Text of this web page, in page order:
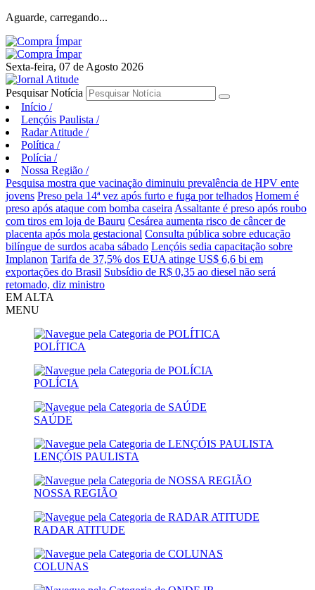
Aguarde, carregando...
Sexta-feira, 07 de Agosto 2026
Pesquisar Notícia
Início /
Lençóis Paulista /
Radar Atitude /
Política /
Polícia /
Nossa Região /
Pesquisa mostra que vacinação diminuiu prevalência de HPV ente
jovens Preso pela 14ª vez após furto e fuga por telhados Homem é
preso após ataque com bomba caseira Assaltante é preso após roubo
com tiros em loja de Bauru Cesárea aumenta risco de câncer de
placenta após mola gestacional Consulta pública sobre educação
bilíngue de surdos acaba sábado Lençóis sedia capacitação sobre
Implanon Tarifa de 37,5% dos EUA atinge US$ 6,6 bi em
exportações do Brasil Subsídio de R$ 0,35 ao diesel não será
retomado, diz ministro
EM ALTA
MENU
POLÍTICA
POLÍCIA
SAÚDE
LENÇÓIS PAULISTA
NOSSA REGIÃO
RADAR ATITUDE
COLUNAS